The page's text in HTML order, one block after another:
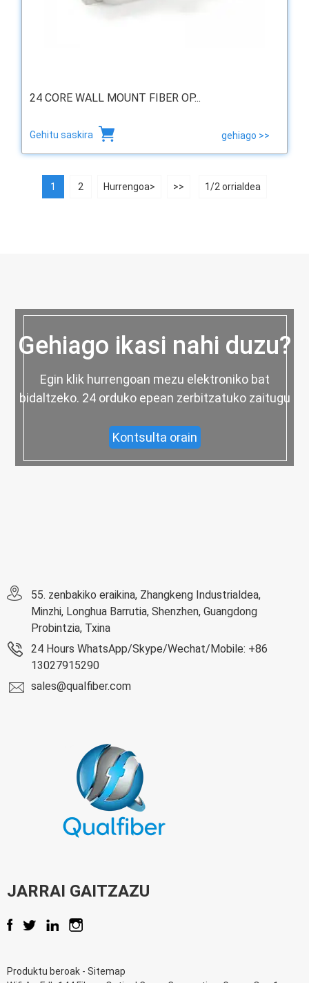
24 CORE WALL MOUNT FIBER OP...
Gehitu saskira gehiago >>
1 2 Hurrengoa> >> 1/2 orrialdea
Gehiago ikasi nahi duzu?
Egin klik hurrengoan mezu elektroniko bat
bidaltzeko. 24 orduko epean zerbitzatuko zaitugu
Kontsulta orain
55. zenbakiko eraikina, Zhangkeng Industrialdea,
Minzhi, Longhua Barrutia, Shenzhen, Guangdong
Probintzia, Txina
24 Hours WhatsApp/Skype/Wechat/Mobile: +86
13027915290
sales@qualfiber.com
JARRAI GAITZAZU
Produktu beroak - Sitemap